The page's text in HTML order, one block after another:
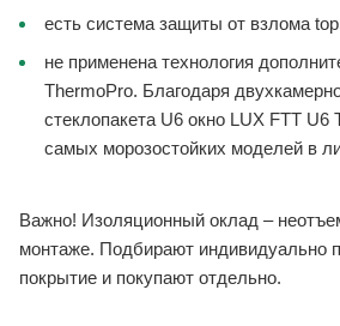
есть система защиты от взлома
не применена технология
ThermoPro. Благодаря
стеклопакета U6 окно LUX FTT U6
самых морозостойких моделей в
Важно! Изоляционный оклад –
монтаже. Подбирают индивидуально
покрытие и покупают отдельно.